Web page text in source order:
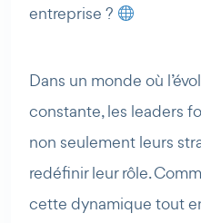
entreprise ?
Dans un monde où
constante, les leaders
non seulement leurs
redéfinir leur rôle.
cette dynamique tout
vous essayer Maibee,